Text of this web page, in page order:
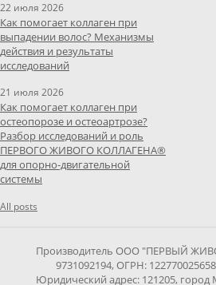
22 июля 2026
Как помогает коллаген при
выпадении волос? Механизмы
действия и результаты
исследований
21 июля 2026
Как помогает коллаген при
остеопорозе и остеоартрозе?
Разбор исследований и роль
ПЕРВОГО ЖИВОГО КОЛЛАГЕНА®
для опорно-двигательной
системы
All posts
Производитель ООО "ПЕРВЫЙ
9731092194, ОГРН:
Юридический адрес: 121205, город